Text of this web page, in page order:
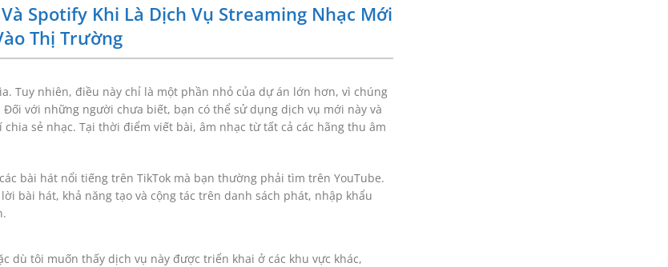
Spotify Khi Là Dịch Vụ Streaming Nhạc Mới
Thị Trường
Tuy nhiên, điều này chỉ là một phần nhỏ của dự án lớn hơn, vì chúng
với những người chưa biết, bạn có thể sử dụng dịch vụ mới này và
sẻ nhạc. Tại thời điểm viết bài, âm nhạc từ tất cả các hãng thu âm
bài hát nổi tiếng trên TikTok mà bạn thường phải tìm trên YouTube.
bài hát, khả năng tạo và cộng tác trên danh sách phát, nhập khẩu
dù tôi muốn thấy dịch vụ này được triển khai ở các khu vực khác,